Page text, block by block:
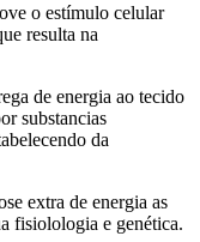
o estímulo celular
resulta na
de energia ao tecido
substancias
da
extra de energia as
fisiolologia e genética.